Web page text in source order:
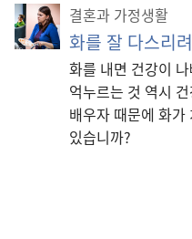
결혼과 가정생활
화를 잘 다스리
화를 내면 건강이
억누르는 것 역시
배우자 때문에 화가
있습니까?